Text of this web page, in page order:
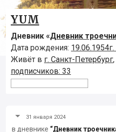
YUM
Дневник «Дневник
Дата рождения:
Живёт в г. Санкт-Петербург,
подписчиков: 33
31 января 2024
в дневнике “Дневник